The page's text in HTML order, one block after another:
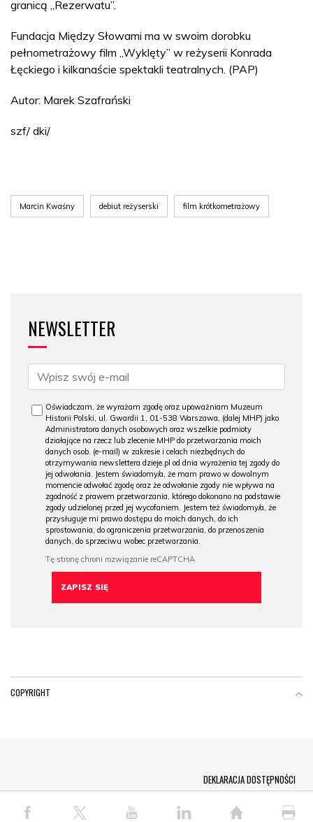
granicą „Rezerwatu”.
Fundacja Między Słowami ma w swoim dorobku
pełnometrażowy film „Wyklęty” w reżyserii Konrada
Łęckiego i kilkanaście spektakli teatralnych. (PAP)
Autor: Marek Szafrański
szf/ dki/
Marcin Kwaśny debiut reżyserski film krótkometrażowy
NEWSLETTER
Oświadczam, że wyrażam zgodę oraz upoważniam Muzeum
Historii Polski, ul. Gwardii 1, 01-538 Warszawa, (dalej MHP) jako
Administratora danych osobowych oraz wszelkie podmioty
działające na rzecz lub zlecenie MHP do przetwarzania moich
danych osob. (e-mail) w zakresie i celach niezbędnych do
otrzymywania newslettera dzieje.pl od dnia wyrażenia tej zgody do
jej odwołania. Jestem świadomy/a, że mam prawo w dowolnym
momencie odwołać zgodę oraz że odwołanie zgody nie wpływa na
zgodność z prawem przetwarzania, którego dokonano na podstawie
zgody udzielonej przed jej wycofaniem. Jestem też świadomy/a, że
przysługuje mi prawo dostępu do moich danych, do ich
sprostowania, do ograniczenia przetwarzania, do przenoszenia
danych, do sprzeciwu wobec przetwarzania.
COPYRIGHT
© COPYRIGHT PAP 2026
DEKLARACJA DOSTĘPNOŚCI